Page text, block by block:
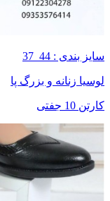
سایز بندی : 44_37
لوسیا زنانه و بزرگ پا
کارتن 10 جفتی